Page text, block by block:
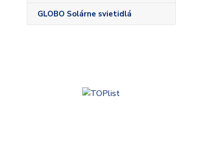
GLOBO Solárne svietidlá